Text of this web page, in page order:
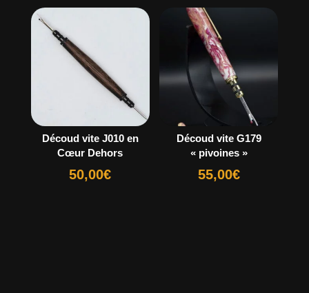
Découd vite J010 en
Cœur Dehors
50,00€
Découd vite G179
« pivoines »
55,00€